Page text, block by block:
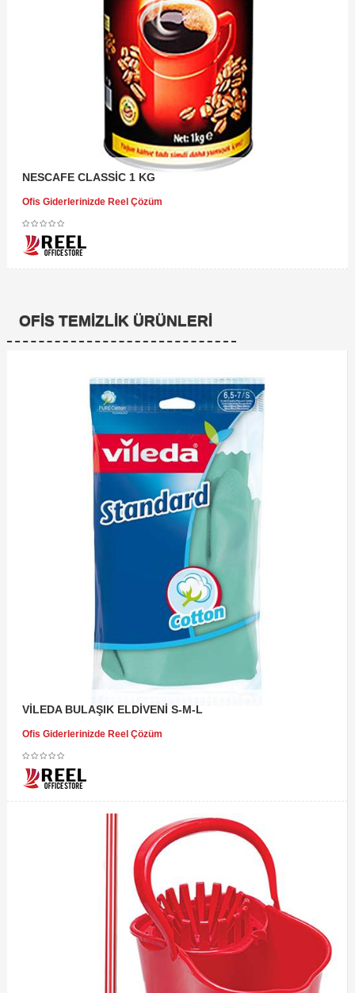
NESCAFE CLASSİC 1 KG
Ofis Giderlerinizde Reel Çözüm
OFIS TEMIZLIK ÜRÜNLERI
VİLEDA BULAŞIK ELDİVENİ S-M-L
Ofis Giderlerinizde Reel Çözüm